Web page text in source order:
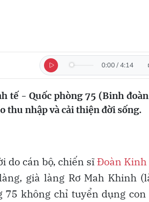
0:00 /4:14
tế - Quốc phòng 75 (Binh đoàn
thu nhập và cải thiện đời sống.
do cán bộ, chiến sĩĐoàn Kinh
già làng Rơ Mah Khinh
75 không chỉ tuyển dụng